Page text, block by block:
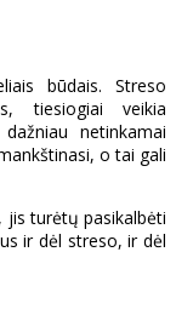
būdais. Streso
tiesiogiai veikia
netinkamai
o tai gali
jis turėtų pasikalbėti
ir dėl streso, ir dėl